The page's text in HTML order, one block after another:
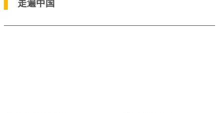
走遍中国